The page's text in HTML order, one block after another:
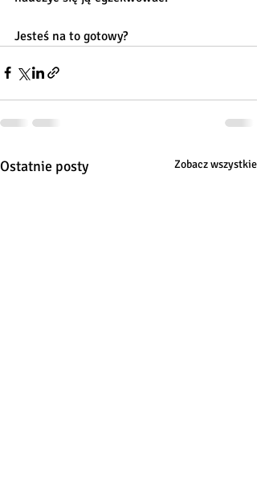
Jesteś na to gotowy?
Ostatnie posty Zobacz wszystkie